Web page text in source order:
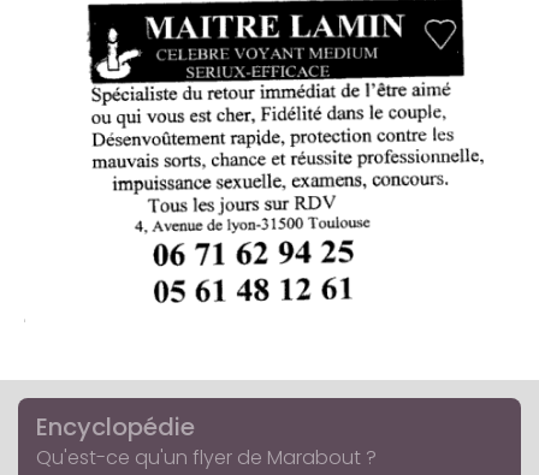
Encyclopédie
Qu'est-ce qu'un flyer de Marabout ?